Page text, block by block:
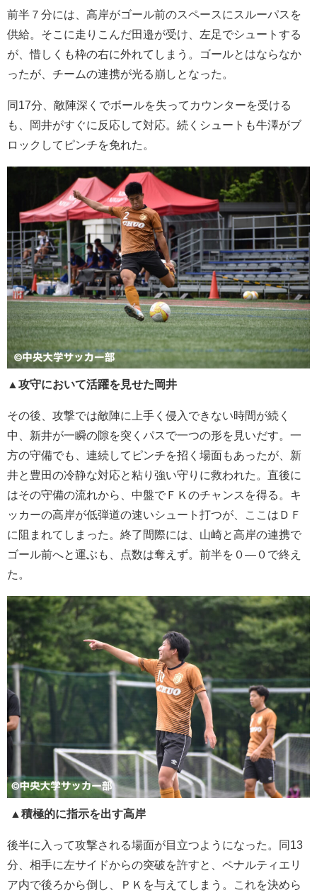
前半７分には、高岸がゴール前のスペースにスルーパスを
供給。そこに走りこんだ田邉が受け、左足でシュートする
が、惜しくも枠の右に外れてしまう。ゴールとはならなか
ったが、チームの連携が光る崩しとなった。
同17分、敵陣深くでボールを失ってカウンターを受ける
も、岡井がすぐに反応して対応。続くシュートも牛澤がブ
ロックしてピンチを免れた。
▲攻守において活躍を見せた岡井
その後、攻撃では敵陣に上手く侵入できない時間が続く
中、新井が一瞬の隙を突くパスで一つの形を見いだす。一
方の守備でも、連続してピンチを招く場面もあったが、新
井と豊田の冷静な対応と粘り強い守りに救われた。直後に
はその守備の流れから、中盤でＦＫのチャンスを得る。キ
ッカーの高岸が低弾道の速いシュート打つが、ここはＤＦ
に阻まれてしまった。終了間際には、山崎と高岸の連携で
ゴール前へと運ぶも、点数は奪えず。前半を０―０で終え
た。
▲積極的に指示を出す高岸
後半に入って攻撃される場面が目立つようになった。同13
分、相手に左サイドからの突破を許すと、ペナルティエリ
ア内で後ろから倒し、ＰＫを与えてしまう。これを決めら